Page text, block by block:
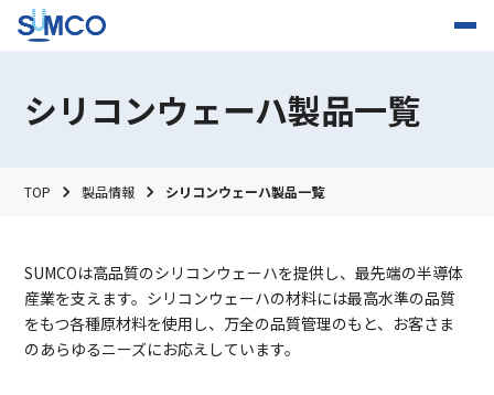
シリコンウェーハ製品一覧
TOP 製品情報 シリコンウェーハ製品一覧
SUMCOは高品質のシリコンウェーハを提供し、最先端の半導体
産業を支えます。シリコンウェーハの材料には最高水準の品質
をもつ各種原材料を使用し、万全の品質管理のもと、お客さま
のあらゆるニーズにお応えしています。